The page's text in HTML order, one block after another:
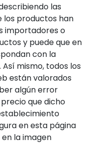
las
productos han
importadores o
y puede que en
con la
mismo, todos los
están valorados
algún error
que dicho
en esta página
la imagen